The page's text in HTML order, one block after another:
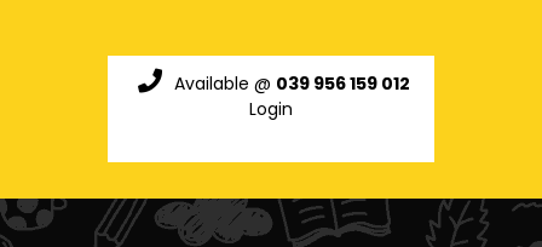
Available @ 039 956 159 012
Login